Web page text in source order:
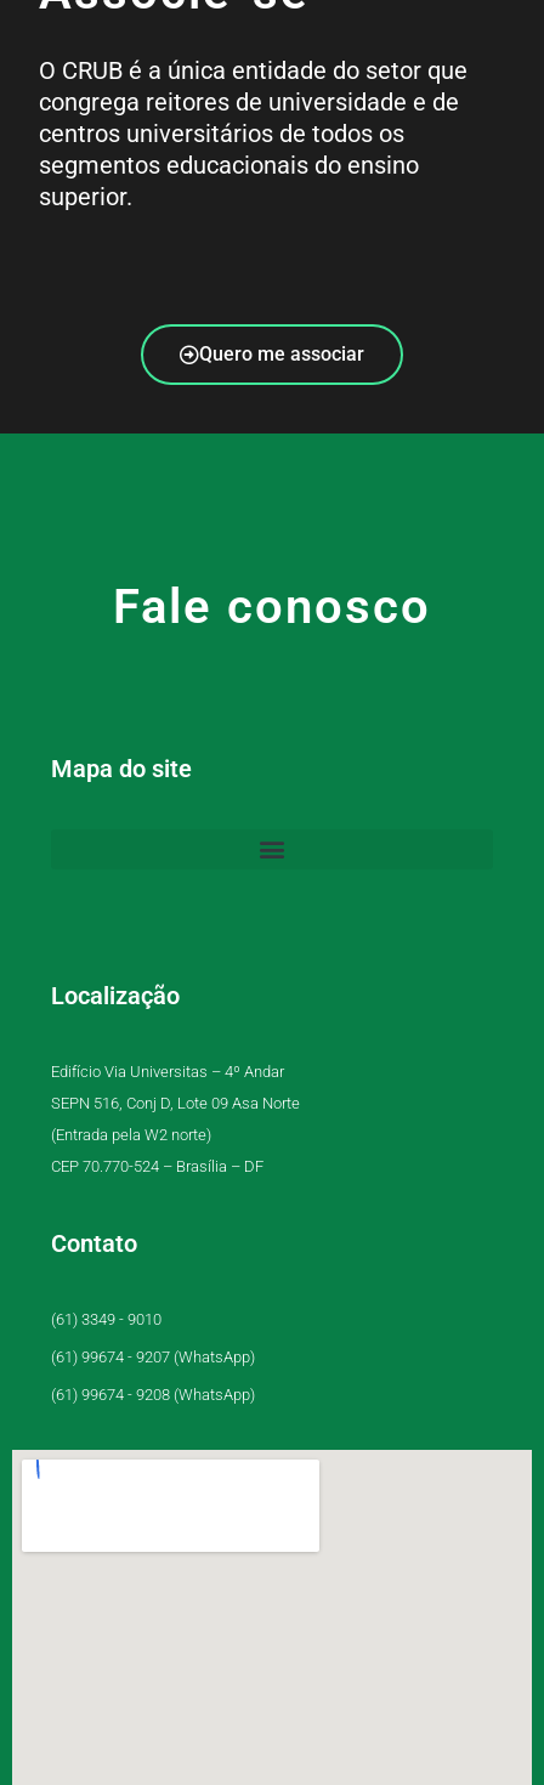
O CRUB é a única entidade do setor que
congrega reitores de universidade e de
centros universitários de todos os
segmentos educacionais do ensino
superior.
Quero me associar
Fale conosco
Mapa do site
Localização
Edifício Via Universitas – 4º Andar
SEPN 516, Conj D, Lote 09 Asa Norte
(Entrada pela W2 norte)
CEP 70.770-524 – Brasília – DF
Contato
(61) 3349 - 9010
(61) 99674 - 9207 (WhatsApp)
(61) 99674 - 9208 (WhatsApp)